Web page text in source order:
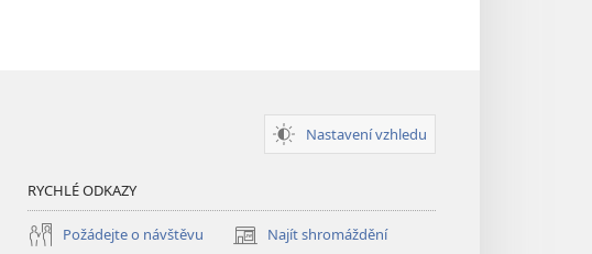
Nastavení vzhledu
RYCHLÉ ODKAZY
Požádejte o návštěvu Najít shromáždění
(otevřeno